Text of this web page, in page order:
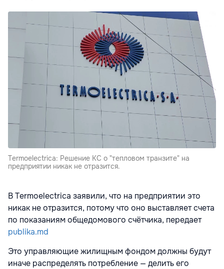
Termoelectrica: Решение КС о "тепловом транзите" на
предприятии никак не отразится.
В Termoelectrica заявили, что на предприятии это
никак не отразится, потому что оно выставляет счета
по показаниям общедомового счётчика, передает
publika.md
Это управляющие жилищным фондом должны будут
иначе распределять потребление — делить его